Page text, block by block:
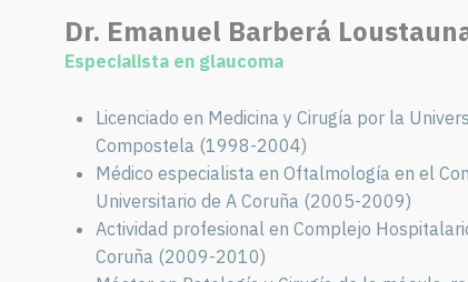
Dr. Emanuel Barberá
Especialista en glaucoma
Licenciado en Medicina y Cirugía por la
Compostela (1998-2004)
Médico especialista en Oftalmología en el
Universitario de A Coruña (2005-2009)
Actividad profesional en Complejo
Coruña (2009-2010)